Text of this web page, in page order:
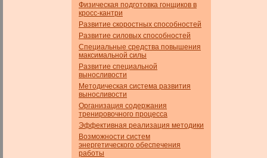
Физическая подготовка гонщиков в
кросс-кантри
Развитие скоростных способностей
Развитие силовых способностей
Специальные средства повышения
максимальной силы
Развитие специальной
выносливости
Методическая система развития
выносливости
Организация содержания
тренировочного процесса
Эффективная реализация методики
Возможности систем
энергетического обеспечения
работы